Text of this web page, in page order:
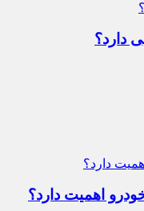
دارد؟
اهمیت دارد؟